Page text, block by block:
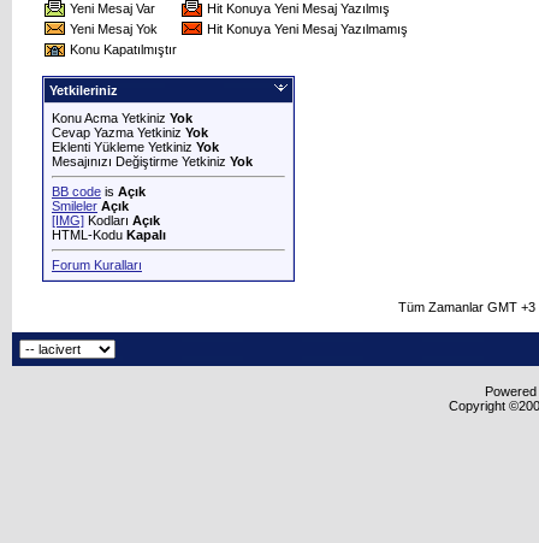
Yeni Mesaj Var
Hit Konuya Yeni Mesaj Yazılmış
Yeni Mesaj Yok
Hit Konuya Yeni Mesaj Yazılmamış
Konu Kapatılmıştır
Yetkileriniz
Konu Acma Yetkiniz Yok
Cevap Yazma Yetkiniz Yok
Eklenti Yükleme Yetkiniz Yok
Mesajınızı Değiştirme Yetkiniz Yok
BB code is Açık
Smileler Açık
[IMG] Kodları Açık
HTML-Kodu Kapalı
Forum Kuralları
Tüm Zamanlar GMT
Copyright